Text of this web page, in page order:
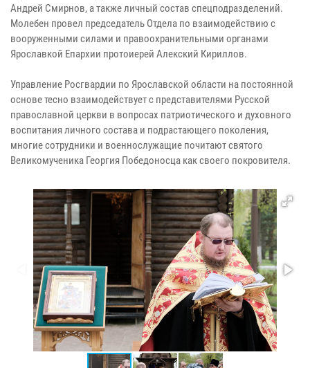
Андрей Смирнов, а также личный состав спецподразделений.
Молебен провел председатель Отдела по взаимодействию с
вооруженными силами и правоохранительными органами
Ярославкой Епархии протоиерей Алекский Кириллов.
Управление Росгвардии по Ярославской области на постоянной
основе тесно взаимодействует с представителями Русской
православной церкви в вопросах патриотического и духовного
воспитания личного состава и подрастающего поколения,
многие сотрудники и военнослужащие почитают святого
Великомученика Георгия Победоносца как своего покровителя.